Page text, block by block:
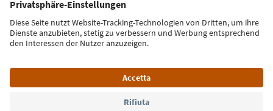
Iscriviti alla newsletter